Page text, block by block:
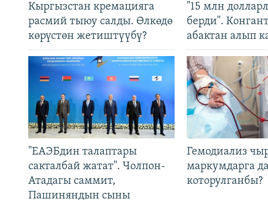
Кыргызстан кремацияга
расмий тыюу салды. Өлкөдө
көрүстөн жетиштүүбү?
"15 млн
берди".
абактан алып
"ЕАЭБдин талаптары
сакталбай жатат". Чолпон-
Атадагы саммит,
Пашиняндын сыны
Гемодиализ
маркумдарга
которулганбы?